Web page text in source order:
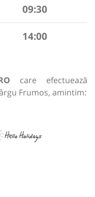
09:30
14:00
care efectuează
Frumos, amintim: